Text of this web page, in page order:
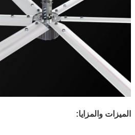
الميزات والمزايا: